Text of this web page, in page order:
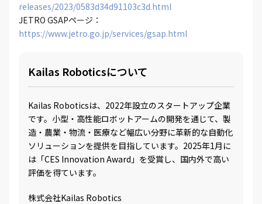
releases/2023/0583d34d91103c3d.html
JETRO GSAPページ：
https://www.jetro.go.jp/services/gsap.html
Kailas Roboticsについて
Kailas Roboticsは、2022年設立のスタートアップ企業
です。小型・高性能ロボットアームの開発を通じて、製
造・農業・物流・医療など幅広い分野に革新的な自動化
ソリューションを提供を目指しています。2025年1月に
は「CES Innovation Award」を受賞し、国内外で高い
評価を得ています。
株式会社Kailas Robotics